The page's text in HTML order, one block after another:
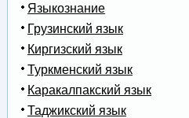
Языкознание
Грузинский язык
Киргизский язык
Туркменский язык
Каракалпакский язык
Таджикский язык